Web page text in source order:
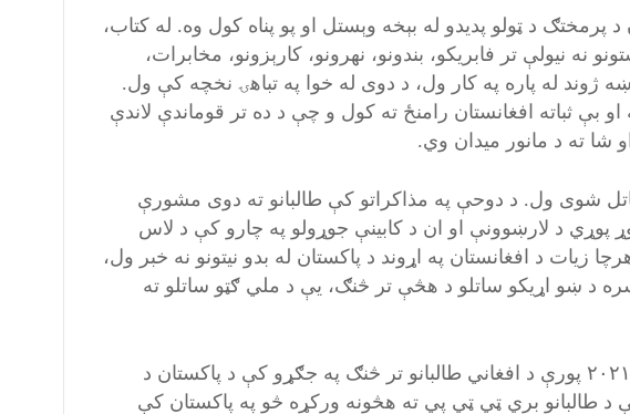
پرمختګ د ټولو پديدو له بېخه وېستل او پو پناه کول وه. له کتاب،
نيولې تر فابريکو، بندونو، نهرونو، کارېزونو، مخابرات،
له پاره په کار ول، د دوی له خوا په تباهۍ نخچه کې ول.
بې ثباته افغانستان رامنځ ته کول و چې د ده تر قوماندې لاندې
شا ته د مانور میدان وي.
شوی ول. د دوحې په مذاکراتو کې طالبانو ته دوی مشورې
پوړي د لارښوونې او ان د کابينې جوړولو په چارو کې د لاس
زيات د افغانستان په اړوند د پاکستان له بدو نيتونو نه خبر ول،
د ښو اړيکو ساتلو د هڅې تر څنګ، يې د ملي ګټو ساتلو ته
پاکستاني طالبان (تحريک طالبان پاکستانTTP ) تر ۲۰۲۱ پورې د افغاني طالبانو تر څنګ په جګړو کې د پاکستان د
د طالبانو بري ټي ټي پي ته هڅونه ورکړه څو په پاکستان کې